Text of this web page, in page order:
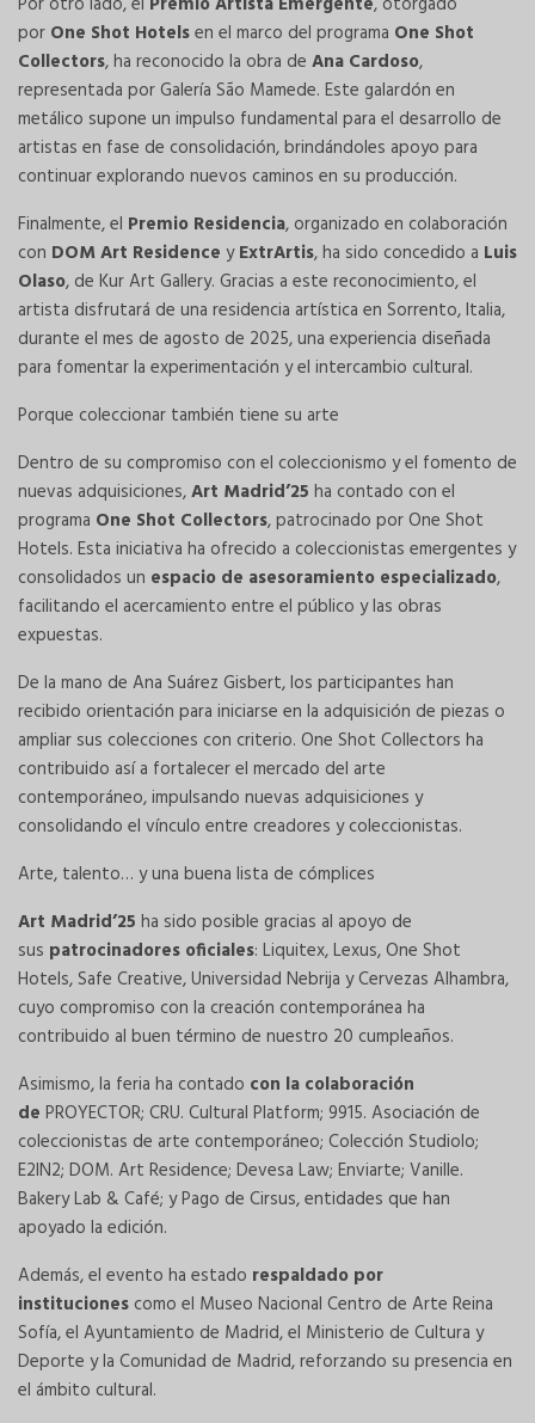
por One Shot Hotelsen el marco del programa One Shot
Collectors, ha reconocido la obra de Ana Cardoso,
representada por Galería São Mamede. Este galardón en
metálico supone un impulso fundamental para el desarrollo de
artistas en fase de consolidación, brindándoles apoyo para
continuar explorando nuevos caminos en su producción.
Finalmente, el Premio Residencia, organizado en colaboración
con DOM Art Residence yExtrArtis, ha sido concedido a Luis
Olaso, de Kur Art Gallery. Gracias a este reconocimiento, el
artista disfrutará de una residencia artística en Sorrento, Italia,
durante el mes de agosto de 2025, una experiencia diseñada
para fomentar la experimentación y el intercambio cultural.
Porque coleccionar también tiene su arte
Dentro de su compromiso con el coleccionismo y el fomento de
nuevas adquisiciones,Art Madrid’25 ha contado con el
programa One Shot Collectors, patrocinado por One Shot
Hotels. Esta iniciativa ha ofrecido a coleccionistas emergentes y
consolidados un espacio de asesoramiento especializado,
facilitando el acercamiento entre el público y las obras
expuestas.
De la mano de Ana Suárez Gisbert, los participantes han
recibido orientación para iniciarse en la adquisición de piezas o
ampliar sus colecciones con criterio. One Shot Collectors ha
contribuido así a fortalecer el mercado del arte
contemporáneo, impulsando nuevas adquisiciones y
consolidando el vínculo entre creadores y coleccionistas.
Arte, talento… y una buena lista de cómplices
Art Madrid’25 ha sido posible gracias al apoyo de
sus patrocinadores oficiales: Liquitex, Lexus, One Shot
Hotels, Safe Creative, Universidad Nebrija y Cervezas Alhambra,
cuyo compromiso con la creación contemporánea ha
contribuido al buen término de nuestro 20 cumpleaños.
Asimismo, la feria ha contado con la colaboración
de PROYECTOR; CRU. Cultural Platform; 9915. Asociación de
coleccionistas de arte contemporáneo; Colección Studiolo;
E2IN2; DOM. Art Residence; Devesa Law; Enviarte; Vanille.
Bakery Lab & Café; y Pago de Cirsus, entidades que han
apoyado la edición.
Además, el evento ha estado respaldado por
instituciones como el Museo Nacional Centro de Arte Reina
Sofía, el Ayuntamiento de Madrid, el Ministerio de Cultura y
Deporte y la Comunidad de Madrid, reforzando su presencia en
el ámbito cultural.